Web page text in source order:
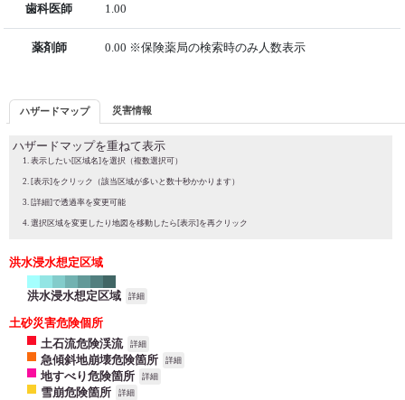
歯科医師 1.00
薬剤師 0.00 ※保険薬局の検索時のみ人数表示
ハザードマップ 災害情報
ハザードマップを重ねて表示
表示したい[区域名]を選択（複数選択可）
[表示]をクリック（該当区域が多いと数十秒かかります）
[詳細]で透過率を変更可能
選択区域を変更したり地図を移動したら[表示]を再クリック
洪水浸水想定区域
洪水浸水想定区域 詳細
土砂災害危険個所
土石流危険渓流
詳細
急傾斜地崩壊危険箇所 詳細
地すべり危険箇所 詳細
雪崩危険箇所 詳細